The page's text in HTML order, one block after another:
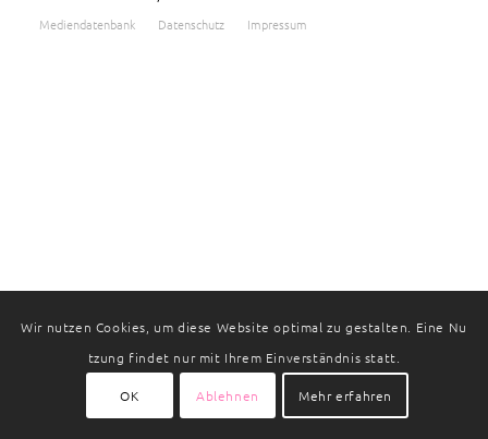
Mediendatenbank Datenschutz Impressum
Wir nutzen Cookies, um diese Website optimal zu gestalten. Eine Nu
tzung findet nur mit Ihrem Einverständnis statt.
OK Ablehnen Mehr erfahren